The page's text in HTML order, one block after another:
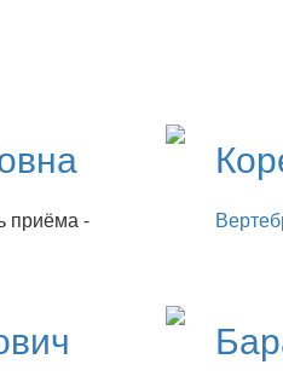
приёма -